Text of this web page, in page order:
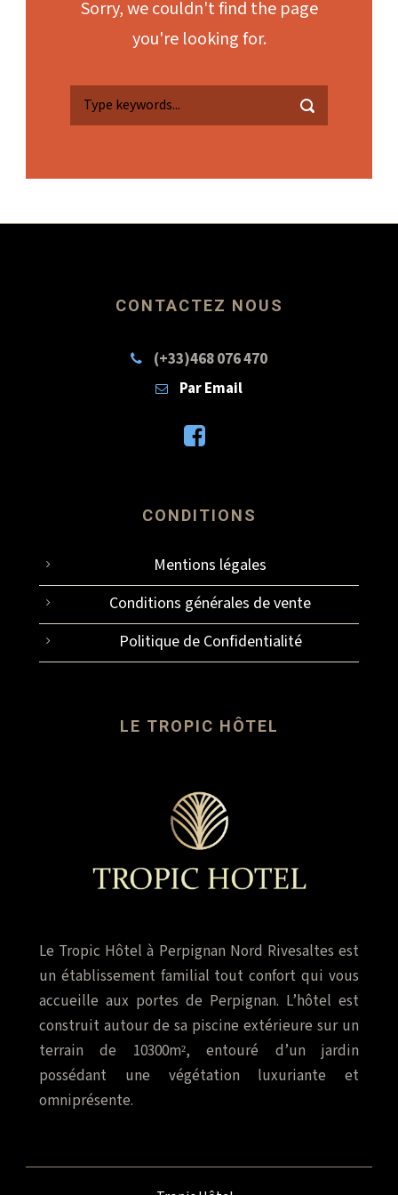
Sorry, we couldn't find the page
you're looking for.
CONTACTEZ NOUS
(+33)468 076 470
Par Email
CONDITIONS
Mentions légales
Conditions générales de vente
Politique de Confidentialité
LE TROPIC HÔTEL
Le Tropic Hôtel à Perpignan Nord Rivesaltes est
un établissement familial tout confort qui vous
accueille aux portes de Perpignan. L’hôtel est
construit autour de sa piscine extérieure sur un
terrain de 10300m², entouré d’un jardin
possédant une végétation luxuriante et
omniprésente.